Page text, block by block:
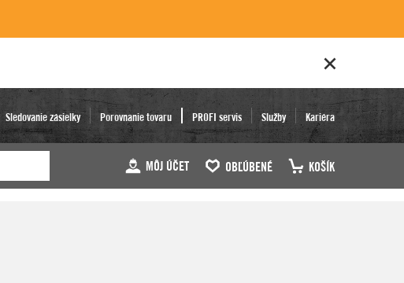
Sledovanie zásielky Porovnanie tovaru PROFI servis Služby Kariéra
MÔJ ÚČET OBĽÚBENÉ KOŠÍK